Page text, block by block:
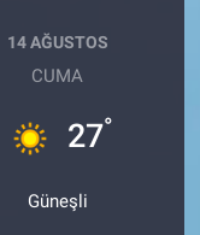
14 AĞUSTOS
CUMA
27°
Güneşli